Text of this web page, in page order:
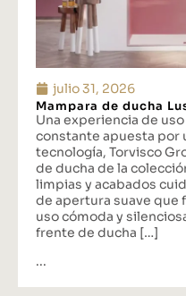
julio 31, 2026
Mampara de ducha
Una experiencia de
constante apuesta por
tecnología, Torvisco
de ducha de la
limpias y acabados
de apertura suave que
uso cómoda y
frente de ducha […]
...